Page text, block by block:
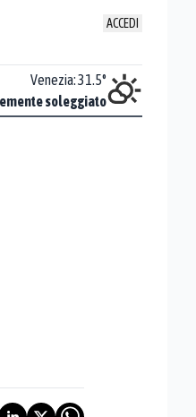
ACCEDI
Venezia:31.5°
soleggiato